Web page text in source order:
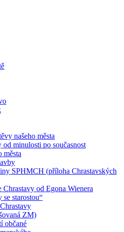
našeho města
od minulosti po současnost
města
SPHMCH (příloha Chrastavských
Chrastavy od Egona Wienera
se starostou“
ZM)
občané